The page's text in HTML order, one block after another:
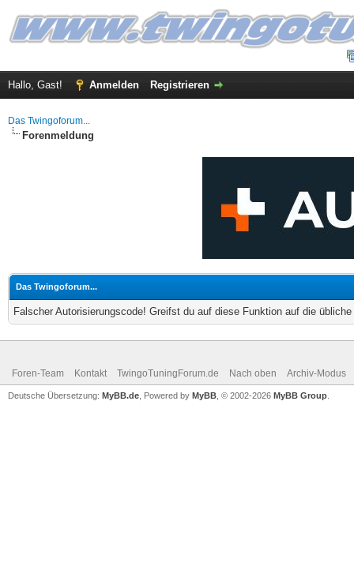
Hallo, Gast! Anmelden Registrieren
Das Twingoforum...
Forenmeldung
Das Twingoforum...
Falscher Autorisierungscode! Greifst du auf diese Funktion auf die
Foren-Team Kontakt TwingoTuningForum.de Nach oben Archiv-Modus
Deutsche Übersetzung: MyBB.de , Powered by MyBB , © 2002-2026 MyBB Group